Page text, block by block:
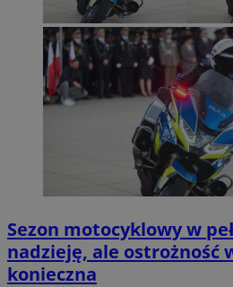
Sezon motocyklowy w
nadzieję, ale ostrożność
konieczna